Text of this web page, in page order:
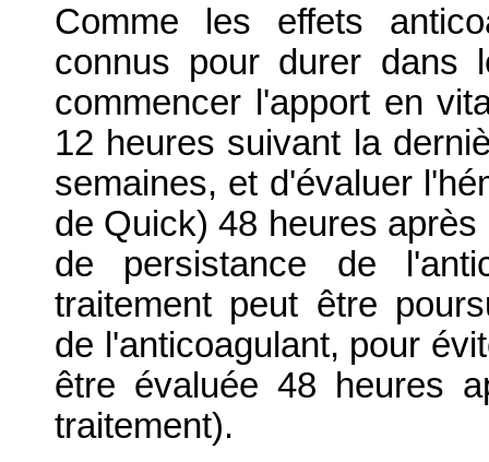
Comme les effets
connus pour durer dans
commencer l'apport en
12 heures suivant la
semaines, et d'évaluer
de Quick) 48 heures
de persistance de
traitement peut être
de l'anticoagulant, pour
être évaluée 48 heures
traitement).